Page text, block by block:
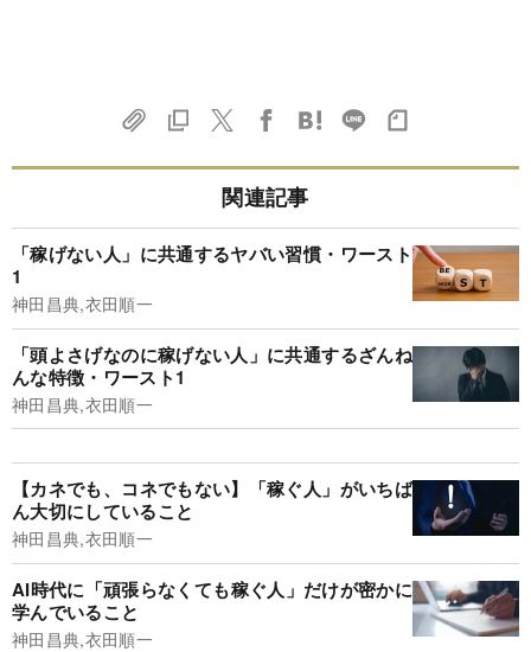
関連記事
「稼げない人」に共通するヤバい習慣・ワースト
1
神田昌典,衣田順一
「頭よさげなのに稼げない人」に共通するざんね
んな特徴・ワースト1
神田昌典,衣田順一
【カネでも、コネでもない】「稼ぐ人」がいちば
ん大切にしていること
神田昌典,衣田順一
AI時代に「頑張らなくても稼ぐ人」だけが密かに
学んでいること
神田昌典,衣田順一